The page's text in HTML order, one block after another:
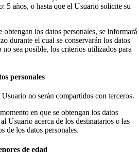
5 años, o hasta que el Usuario solicite su
obtengan los datos personales, se informará
durante el cual se conservarán los datos
no sea posible, los criterios utilizados para
personales
no serán compartidos con terceros.
en que se obtengan los datos
Usuario acerca de los destinatarios o las
de los datos personales.
de edad